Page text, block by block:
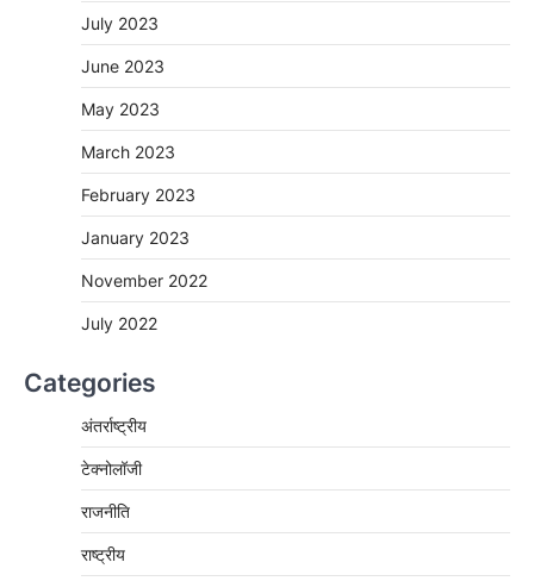
July 2023
June 2023
May 2023
March 2023
February 2023
January 2023
November 2022
July 2022
Categories
अंतर्राष्ट्रीय
टेक्नोलॉजी
राजनीति
राष्ट्रीय